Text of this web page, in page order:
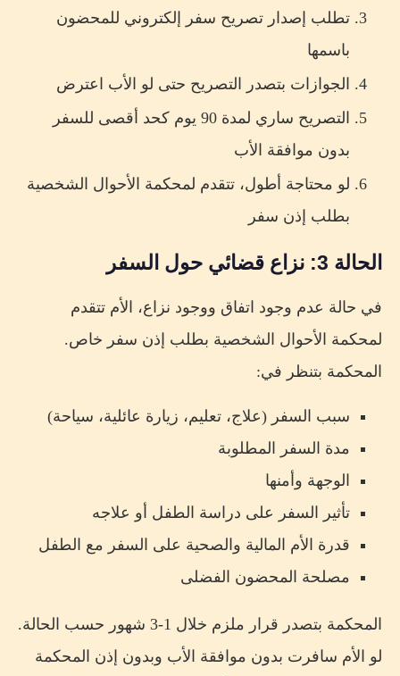
تطلب إصدار تصريح سفر إلكتروني للمحضون
باسمها
الجوازات بتصدر التصريح حتى لو الأب اعترض
التصريح ساري لمدة 90 يوم كحد أقصى للسفر
بدون موافقة الأب
لو محتاجة أطول، تتقدم لمحكمة الأحوال الشخصية
بطلب إذن سفر
الحالة 3: نزاع قضائي حول السفر
في حالة عدم وجود اتفاق ووجود نزاع، الأم تتقدم
لمحكمة الأحوال الشخصية بطلب إذن سفر خاص.
المحكمة بتنظر في:
سبب السفر (علاج، تعليم، زيارة عائلية، سياحة)
مدة السفر المطلوبة
الوجهة وأمنها
تأثير السفر على دراسة الطفل أو علاجه
قدرة الأم المالية والصحية على السفر مع الطفل
مصلحة المحضون الفضلى
المحكمة بتصدر قرار ملزم خلال 1-3 شهور حسب الحالة.
لو الأم سافرت بدون موافقة الأب وبدون إذن المحكمة